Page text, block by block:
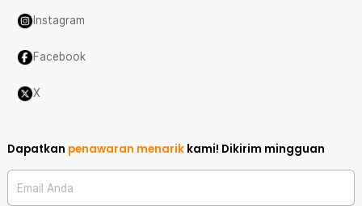
Instagram
Facebook
X
Dapatkan penawaran menarik kami! Dikirim mingguan
Email Anda